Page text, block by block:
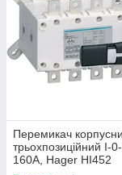
Перемикач
трьохпозиційний I-
160А, Hager HI452